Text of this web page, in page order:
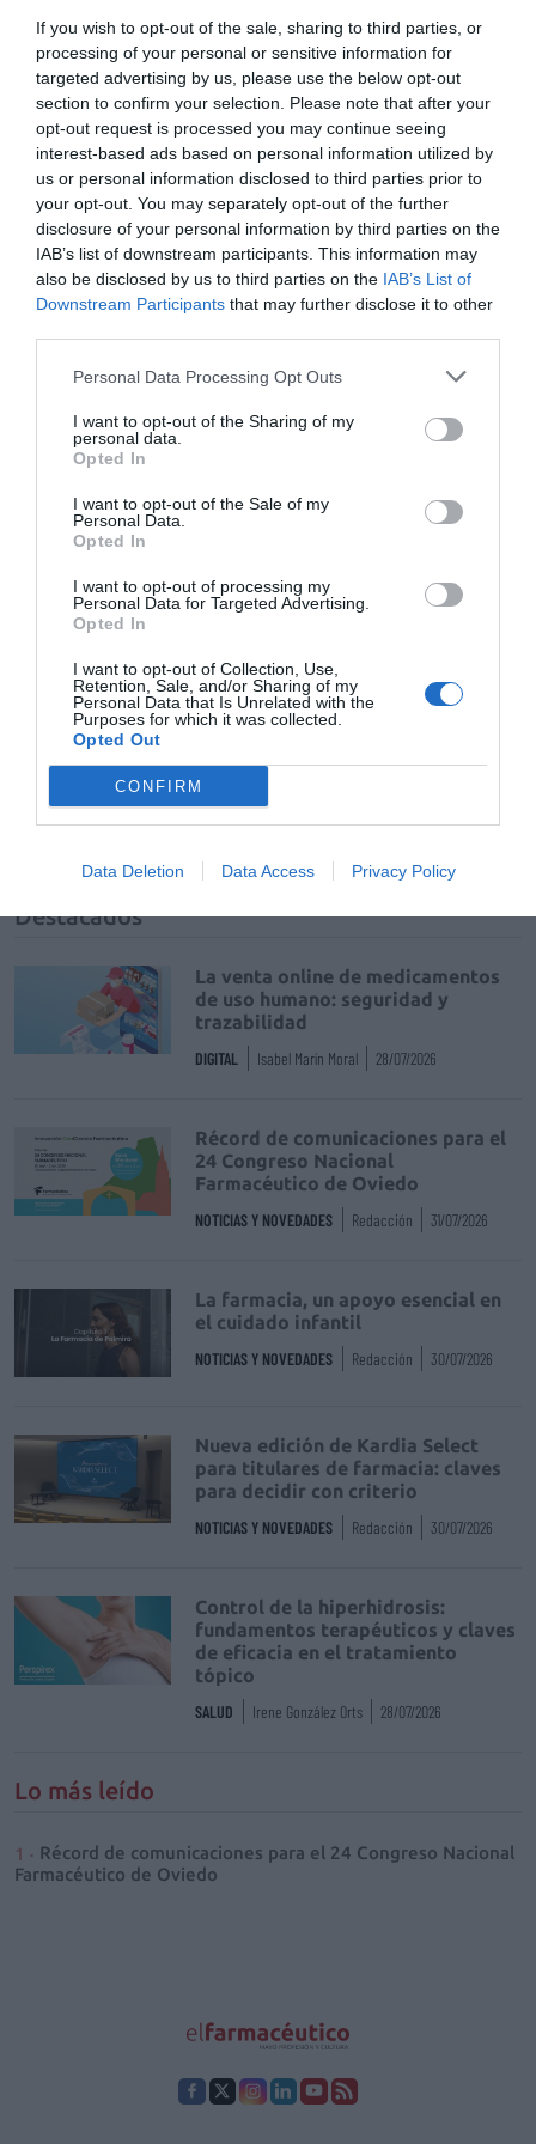
If you wish to opt-out of the sale, sharing to third parties, or
processing of your personal or sensitive information for
targeted advertising by us, please use the below opt-out
section to confirm your selection. Please note that after your
opt-out request is processed you may continue seeing
interest-based ads based on personal information utilized by
us or personal information disclosed to third parties prior to
your opt-out. You may separately opt-out of the further
disclosure of your personal information by third parties on the
IAB’s list of downstream participants. This information may
also be disclosed by us to third parties on the IAB’s List of
Downstream Participants that may further disclose it to other
Personal Data Processing Opt Outs
I want to opt-out of the Sharing of my
personal data.
Opted In
I want to opt-out of the Sale of my
Personal Data.
Opted In
I want to opt-out of processing my
Personal Data for Targeted Advertising.
Opted In
I want to opt-out of Collection, Use,
Retention, Sale, and/or Sharing of my
Personal Data that Is Unrelated with the
Purposes for which it was collected.
Opted Out
CONFIRM
Data Deletion Data Access Privacy Policy
el tema «De la evidencia científica a los valores del
paciente: el papel integrador del FAP».
Mª Ángeles Ariza Copado, presidenta del Comité
Organizador, y José Manuel Paredero Domínguez,
presidente del Comité Científico, explican que con este
programa quieren «mostrar cómo debe ser el FAP de los
próximos años, estableciendo dónde van a ser más
útiles sus funciones, qué necesita para ponerlas en
marcha y cómo debe ser la formación que debe tener
Más información sobre el congreso
de Google de forma gratuita
Mantente informado con las últimas noticias de actualidad.
ACTIVAR AHORA
farmacéutico de atención primaria
Ángel Mataix XXII Congreso de la SEFAP
SEFAP
Destacados
La venta online de medicamentos
de uso humano: seguridad y
trazabilidad
DIGITAL Isabel Marín Moral 28/07/2026
Récord de comunicaciones para el
24 Congreso Nacional
Farmacéutico de Oviedo
NOTICIAS Y NOVEDADES Redacción 31/07/2026
La farmacia, un apoyo esencial en
el cuidado infantil
NOTICIAS Y NOVEDADES Redacción 30/07/2026
Nueva edición de Kardia Select
para titulares de farmacia: claves
para decidir con criterio
NOTICIAS Y NOVEDADES Redacción 30/07/2026
Control de la hiperhidrosis:
fundamentos terapéuticos y claves
de eficacia en el tratamiento
tópico
SALUD Irene González Orts 28/07/2026
Lo más leído
Récord de comunicaciones para el 24 Congreso Nacional
Farmacéutico de Oviedo